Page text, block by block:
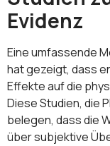
Evidenz
Eine umfassende
hat gezeigt, dass
Effekte auf die
Diese Studien, die
belegen, dass die
über subjektive